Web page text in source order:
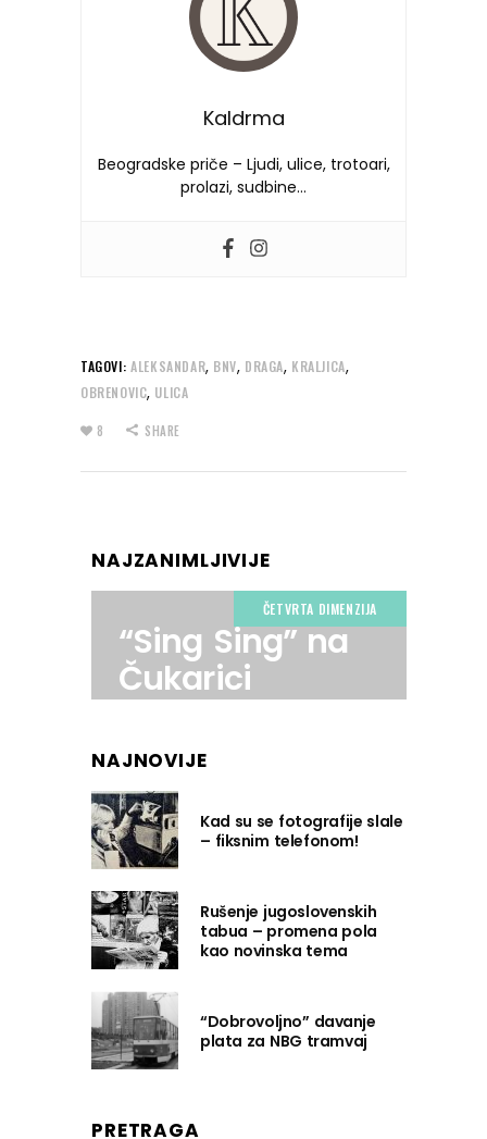
Kaldrma
Beogradske priče – Ljudi, ulice, trotoari,
prolazi, sudbine…
TAGOVI: ALEKSANDAR, BNV, DRAGA, KRALJICA,
OBRENOVIC, ULICA
8 SHARE
NAJZANIMLJIVIJE
ČETVRTA DIMENZIJA
“Sing Sing” na
Čukarici
NAJNOVIJE
Kad su se fotografije slale
– fiksnim telefonom!
Rušenje jugoslovenskih
tabua – promena pola
kao novinska tema
“Dobrovoljno” davanje
plata za NBG tramvaj
PRETRAGA